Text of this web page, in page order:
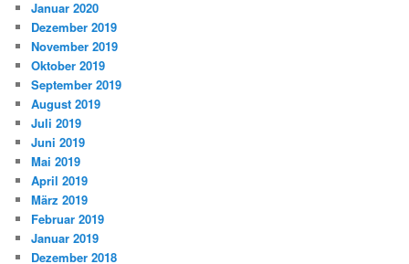
Januar 2020
Dezember 2019
November 2019
Oktober 2019
September 2019
August 2019
Juli 2019
Juni 2019
Mai 2019
April 2019
März 2019
Februar 2019
Januar 2019
Dezember 2018